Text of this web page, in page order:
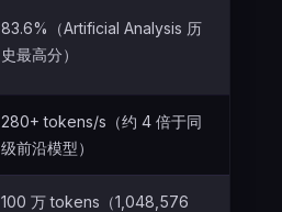
83.6%（Artificial Analysis 历
史最高分）
280+ tokens/s（约 4 倍于同
级前沿模型）
100 万 tokens（1,048,576